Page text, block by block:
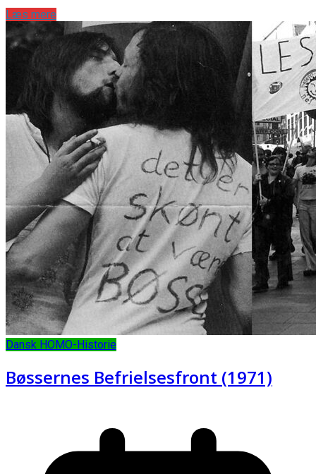
Læs mere
Dansk HOMO-Historie
Bøssernes Befrielsesfront (1971)